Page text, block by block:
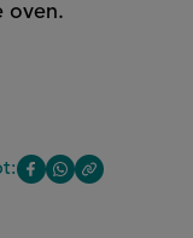
oven.
DeelDeelCopy